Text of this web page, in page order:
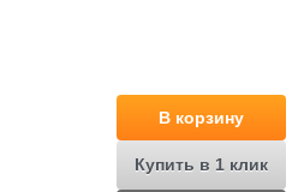
В корзину
Купить в 1 клик